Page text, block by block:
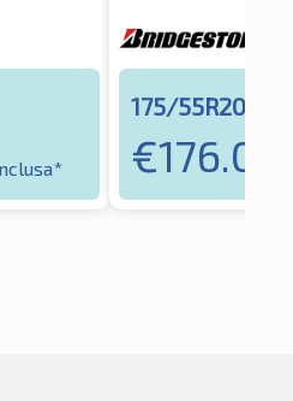
175/55R20 85Q
€176.03